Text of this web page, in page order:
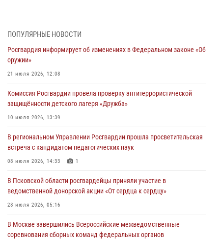
03 августа 2026, 17:21
21 единицу оружия изъяли Псковские росгвардейцы за неделю
03 августа 2026, 14:10
безопасности во время празднования Дня ВДВ
02 августа 2026, 13:28
улицу Труда
31 июля 2026, 13:53
Всероссийского конкурса профессионального мастерства среди
сотрудников вневедомственной охраны Росгвардии, Псковские
Росгвардейцы одержали победу
ПОПУЛЯРНЫЕ НОВОСТИ
Росгвардия информирует об изменениях в Федеральном законе «Об
оружии»
21 июля 2026, 12:08
Комиссия Росгвардии провела проверку антитеррористической
защищённости детского лагеря «Дружба»
10 июля 2026, 13:39
В региональном Управлении Росгвардии прошла просветительская
встреча с кандидатом педагогических наук
08 июля 2026, 14:33 1
В Псковской области росгвардейцы приняли участие в
ведомственной донорской акции «От сердца к сердцу»
28 июля 2026, 05:16
В Москве завершились Всероссийские межведомственные
соревнования сборных команд федеральных органов